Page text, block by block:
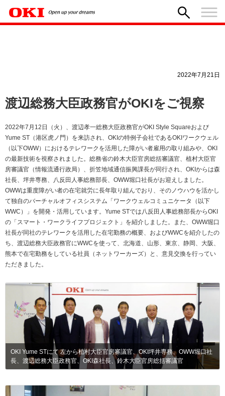
2022年7月21日
渡辺総務大臣政務官がOKIをご視察
2022年7月12日（火）、渡辺孝一総務大臣政務官がOKI Style Squareおよび
Yume ST（港区虎ノ門）を来訪され、OKIの特例子会社であるOKIワークウェル
（以下OWW）におけるテレワークを活用した障がい者雇用の取り組みや、OKI
の最新技術を視察されました。総務省の鈴木大臣官房総括審議官、植村大臣官
房審議官（情報流通行政局）、折笠地域通信振興課長が同行され、OKIからは森
社長、坪井専務、八反田人事総務部長、OWW堀口社長がお迎えしました。
OWWは重度障がい者の在宅就労に長年取り組んでおり、そのノウハウを活かし
て独自のバーチャルオフィスシステム「ワークウェルコミュニケータ（以下
WWC）」を開発・活用しています。Yume STでは八反田人事総務部長からOKI
の「スマート・ワークライフプロジェクト」を紹介しました。また、OWW堀口
社長が同社のテレワークを活用した在宅勤務の概要、およびWWCを紹介したの
ち、渡辺総務大臣政務官にWWCを使って、北海道、山形、東京、静岡、大阪、
熊本で在宅勤務をしている社員（ネットワーカーズ）と、意見交換を行ってい
ただきました。
OKI Yume STにて 左から植村大臣官房審議官、OKI坪井専務、OWW堀口社
長、渡辺総務大臣政務官、OKI森社長、鈴木大臣官房総括審議官